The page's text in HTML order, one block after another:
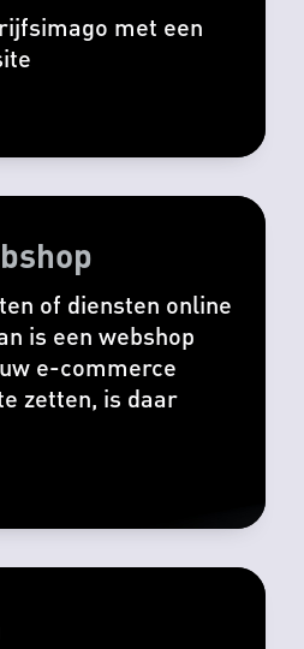
met een
of diensten online
is een webshop
e-commerce
zetten, is daar